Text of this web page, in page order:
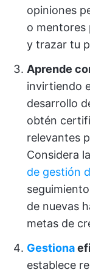
opiniones
o mentores
y trazar tu
Aprende
invirtiendo
desarrollo
obtén
relevantes
Considera
de gestión
de nuevas
metas de
Gestiona
establece